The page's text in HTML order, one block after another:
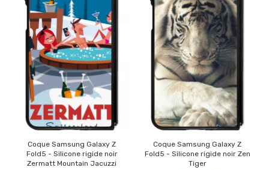
Coque Samsung Galaxy Z
Fold5 - Silicone rigide noir
Zermatt Mountain Jacuzzi
Coque Samsung Galaxy Z
Fold5 - Silicone rigide noir Zen
Tiger